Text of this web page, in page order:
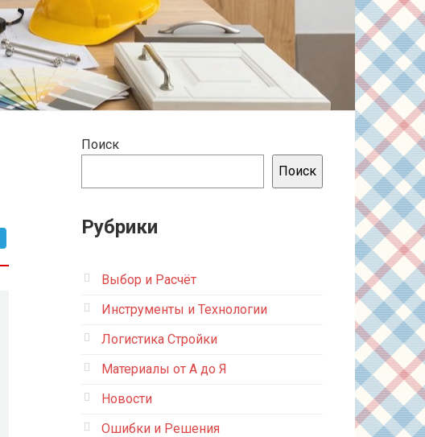
Поиск
Поиск
Рубрики
Выбор и Расчёт
Инструменты и Технологии
Логистика Стройки
Материалы от А до Я
Новости
Ошибки и Решения